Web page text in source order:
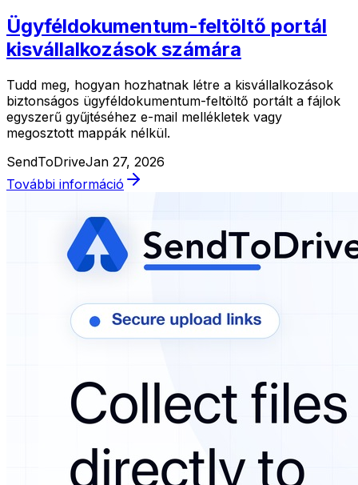
Ügyféldokumentum-feltöltő portál
kisvállalkozások számára
Tudd meg, hogyan hozhatnak létre a kisvállalkozások
biztonságos ügyféldokumentum-feltöltő portált a fájlok
egyszerű gyűjtéséhez e-mail mellékletek vagy
megosztott mappák nélkül.
SendToDriveJan 27, 2026
További információ